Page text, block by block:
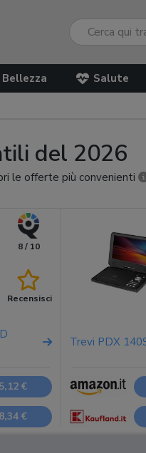
Bellezza Salute
del 2026
le offerte più convenienti
8 / 10
Recensisci
Trevi PDX
€
€